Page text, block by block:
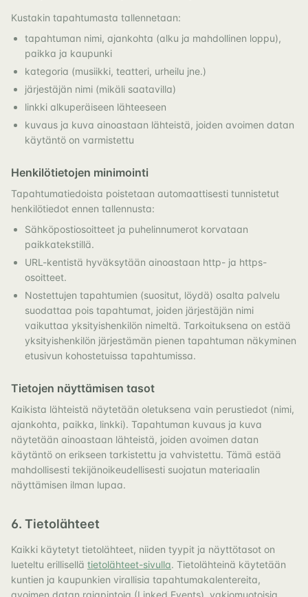
Kustakin tapahtumasta tallennetaan:
tapahtuman nimi, ajankohta (alku ja mahdollinen loppu),
paikka ja kaupunki
kategoria (musiikki, teatteri, urheilu jne.)
järjestäjän nimi (mikäli saatavilla)
linkki alkuperäiseen lähteeseen
kuvaus ja kuva ainoastaan lähteistä, joiden avoimen datan
käytäntö on varmistettu
Henkilötietojen minimointi
Tapahtumatiedoista poistetaan automaattisesti tunnistetut
henkilötiedot ennen tallennusta:
Sähköpostiosoitteet ja puhelinnumerot korvataan
paikkatekstillä.
URL-kentistä hyväksytään ainoastaan http- ja https-
osoitteet.
Nostettujen tapahtumien (suositut, löydä) osalta palvelu
suodattaa pois tapahtumat, joiden järjestäjän nimi
vaikuttaa yksityishenkilön nimeltä. Tarkoituksena on estää
yksityishenkilön järjestämän pienen tapahtuman näkyminen
etusivun kohostetuissa tapahtumissa.
Tietojen näyttämisen tasot
Kaikista lähteistä näytetään oletuksena vain perustiedot (nimi,
ajankohta, paikka, linkki). Tapahtuman kuvaus ja kuva
näytetään ainoastaan lähteistä, joiden avoimen datan
käytäntö on erikseen tarkistettu ja vahvistettu. Tämä estää
mahdollisesti tekijänoikeudellisesti suojatun materiaalin
näyttämisen ilman lupaa.
6. Tietolähteet
Kaikki käytetyt tietolähteet, niiden tyypit ja näyttötasot on
lueteltu erillisellä tietolähteet-sivulla. Tietolähteinä käytetään
kuntien ja kaupunkien virallisia tapahtumakalentereita,
avoimen datan rajapintoja (Linked Events), vakiomuotoisia